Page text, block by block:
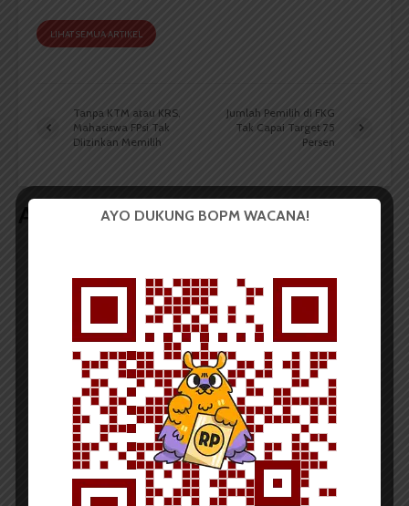
LIHAT SEMUA ARTIKEL
Tanpa KTM atau KRS,
Mahasiswa FPsi Tak
Diizinkan Memilih
Jumlah Pemilih di FKG
Tak Capai Target 75
Persen
Artikel terkait lain
BERITA KAMPUS
BPDP Sosialisasikan Lomba Riset
Mahasiswa 2026, Dorong Inovasi
Penelitian dalam Sektor
Perkebunan
Redaksi 2 menit waktu baca
AYO DUKUNG BOPM WACANA!